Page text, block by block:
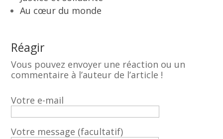
Au cœur du monde
Réagir
Vous pouvez envoyer une réaction ou un
commentaire à l’auteur de l’article !
Votre e-mail
Votre message (facultatif)